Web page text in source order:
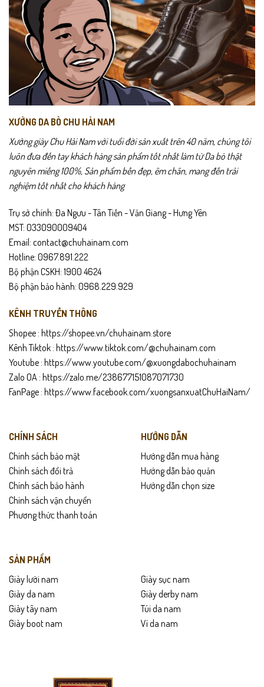
XƯỞNG DA BÒ CHU HẢI NAM
Xưởng giày Chu Hải Nam với tuổi đời sản xuất trên 40 năm, chúng tôi
luôn đưa đến tay khách hàng sản phẩm tốt nhất làm từ Da bò thật
nguyên miếng 100%, Sản phẩm bền đẹp, êm chân, mang đến trải
nghiệm tốt nhất cho khách hàng
Trụ sở chính: Đa Ngưu - Tân Tiến - Văn Giang - Hưng Yên
MST: 033090009404
Email: contact@chuhainam.com
Hotline: 0967.891.222
Bộ phận CSKH: 1900 4624
Bộ phận bảo hành: 0968.229.929
KÊNH TRUYỀN THÔNG
Shopee : https://shopee.vn/chuhainam.store
Kênh Tiktok : https://www.tiktok.com/@chuhainam.com
Youtube : https://www.youtube.com/@xuongdabochuhainam
Zalo OA : https://zalo.me/238677151087071730
FanPage : https://www.facebook.com/xuongsanxuatChuHaiNam/
CHÍNH SÁCH
Chính sách bảo mật
Chính sách đổi trả
Chính sách bảo hành
Chính sách vận chuyển
Phương thức thanh toán
HƯỚNG DẪN
Hướng dẫn mua hàng
Hướng dẫn bảo quản
Hướng dẫn chọn size
SẢN PHẨM
Giày lười nam
Giày da nam
Giày tây nam
Giày boot nam
Giày sục nam
Giày derby nam
Túi da nam
Ví da nam